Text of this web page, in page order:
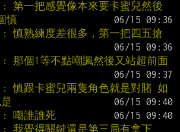
: 第一把感覺像本來要卡蜜兒然後
慎
: 慎熟練度差很多，第一把四五搶
: 那個1等不點嘲諷然後又站超前面
: 慎跟卡蜜兒兩隻角色就是對賭 如
: 嘲誰誰死
: 我覺得關鍵還是第三局有拿下